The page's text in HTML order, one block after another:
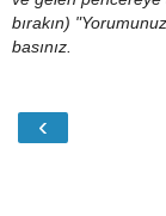
bırakın)
basınız.
‹